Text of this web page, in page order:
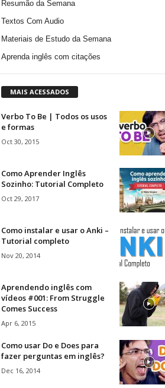
Resumão da Semana
Textos Com Audio
Materiais de Estudo da Semana
Aprenda inglês com citações
MAIS ACESSADOS
Verbo To Be | Todos os usos
e formas
Oct 30, 2015
Como Aprender Inglês
Sozinho: Tutorial Completo
Oct 29, 2017
Como instalar e usar o Anki –
Tutorial completo
Nov 20, 2014
Aprendendo inglês com
vídeos #001: From Struggle
Comes Success
Apr 6, 2015
Como usar Do e Does para
fazer perguntas em inglês?
Dec 16, 2014